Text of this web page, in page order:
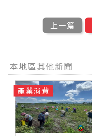
上一篇
本地區其他新聞
產業消費